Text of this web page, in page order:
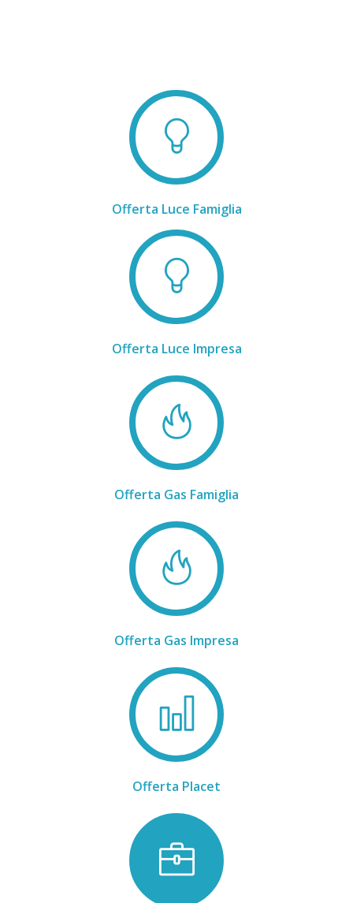
Offerta Luce Famiglia
Offerta Luce Impresa
Offerta Gas Famiglia
Offerta Gas Impresa
Offerta Placet